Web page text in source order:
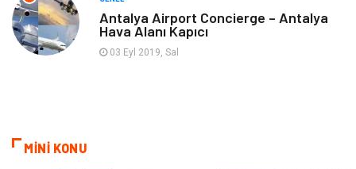
Telekomünikasyon Basın Yayın
Dernekler ve Birlikler
Antalya Airport Concierge – Antalya
Hava Alanı Kapıcı
03 Eyl 2019, Sal
MİNİ KONU